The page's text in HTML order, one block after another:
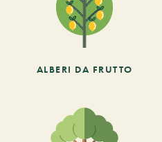
ALBERI DA FRUTTO